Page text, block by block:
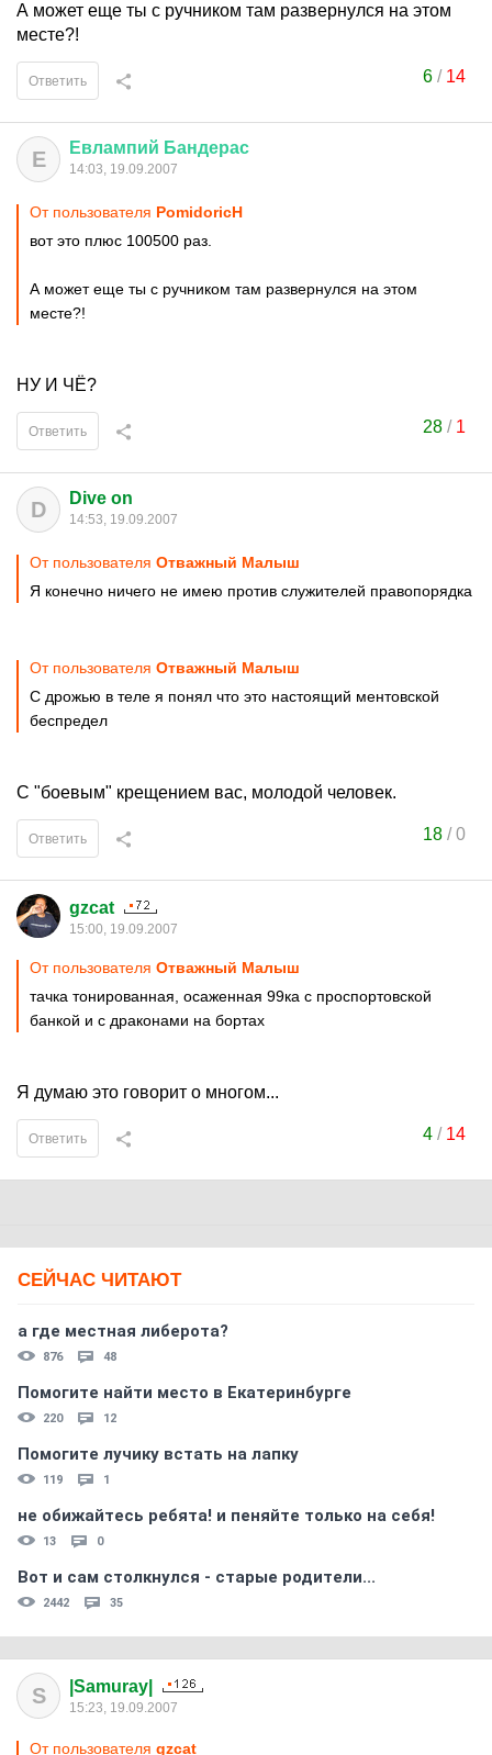
А может еще ты с ручником там развернулся на этом
месте?!
6 / 14
Ответить
Е Евлампий Бандерас
14:03, 19.09.2007
От пользователя PomidoricH
вот это плюс 100500 раз.
А может еще ты с ручником там развернулся на этом
месте?!
НУ И ЧЁ?
28 / 1
Ответить
D Dive on
14:53, 19.09.2007
От пользователя Отважный Малыш
Я конечно ничего не имею против служителей правопорядка
От пользователя Отважный Малыш
С дрожью в теле я понял что это настоящий ментовской
беспредел
С "боевым" крещением вас, молодой человек.
18 /0
Ответить
gzcat
15:00, 19.09.2007
От пользователя Отважный Малыш
тачка тонированная, осаженная 99ка с проспортовской
банкой и с драконами на бортах
Я думаю это говорит о многом...
4 / 14
Ответить
СЕЙЧАС ЧИТАЮТ
а где местная либерота?
876 48
Помогите найти место в Екатеринбурге
220 12
Помогите лучику встать на лапку
119 1
не обижайтесь ребята! и пеняйте только на себя!
13 0
Вот и сам столкнулся - старые родители...
2442 35
S |Samuray|
15:23, 19.09.2007
От пользователя gzcat